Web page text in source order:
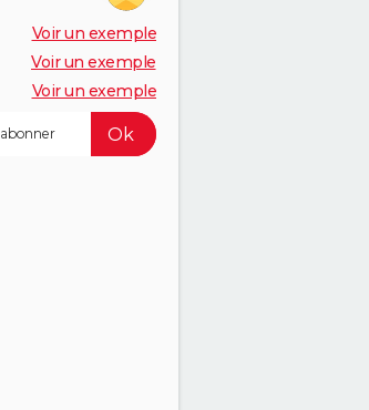
Voir un exemple
Voir un exemple
Voir un exemple